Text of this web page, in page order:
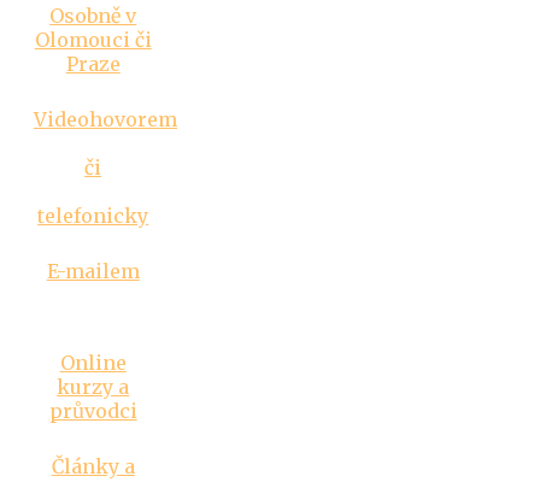
Osobně v
Olomouci či
Praze
Videohovorem
či
telefonicky
E-mailem
Online
kurzy a
průvodci
Články a